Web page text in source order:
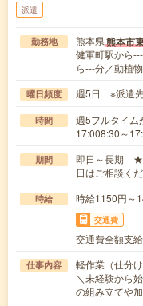
派遣
勤務地 熊本県熊本市
健軍町駅から
ら---分／動植
曜日頻度 週5日 ※派遣
時間
週5フルタイム
17:008:30～
期間
即日～長期 ★
日はご相談く
時給 時給1150円
交通費
交通費全額支給
仕事内容
軽作業（仕分
＼未経験から
の組み立てや